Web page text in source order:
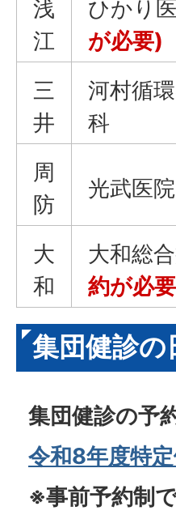
浅
江
ひかり
が必要)
三
井
河村循
科
周
防
光武医院
大
和
大和総
約が必
集団健診の
集団健診の予
令和8年度特
※事前予約制